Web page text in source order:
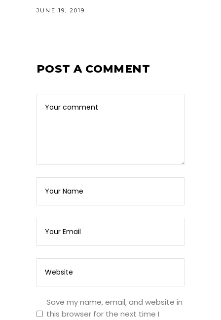
JUNE 19, 2019
POST A COMMENT
Save my name, email, and website in
this browser for the next time I